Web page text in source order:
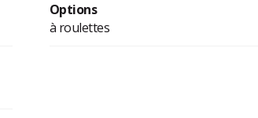
Options
à roulettes